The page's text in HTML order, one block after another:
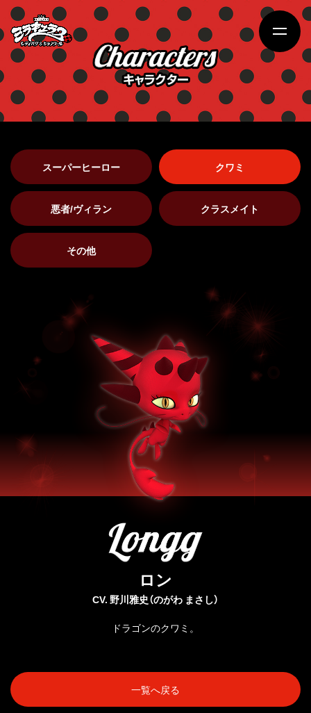
スーパーヒーロー クワミ
悪者/ヴィラン クラスメイト
その他
ロン
CV. 野川雅史（のがわ まさし）
ドラゴンのクワミ。
一覧へ戻る